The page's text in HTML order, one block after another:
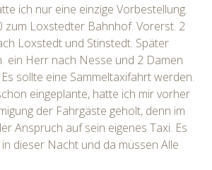
ich nur eine einzige Vorbestellung.
zum Loxstedter Bahnhof. Vorerst. 2
Loxstedt und Stinstedt. Später
ein Herr nach Nesse und 2 Damen
sollte eine Sammeltaxifahrt werden.
eingeplante, hatte ich mir vorher
der Fahrgäste geholt, denn im
Anspruch auf sein eigenes Taxi. Es
dieser Nacht und da müssen Alle